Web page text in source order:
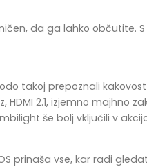
da ga lahko občutite.
takoj prepoznali
2.1, izjemno majhno
še bolj vključili v
prinaša vse, kar radi